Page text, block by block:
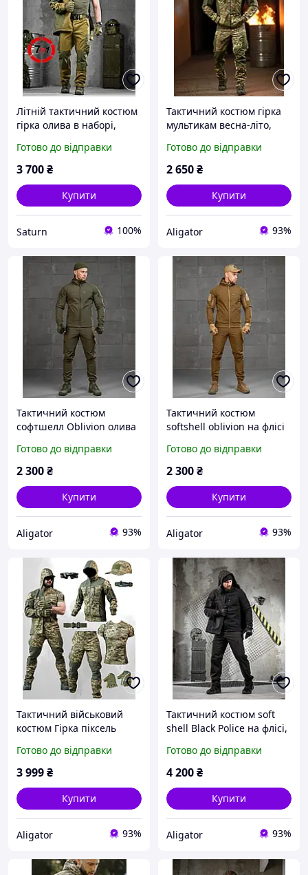
Літній тактичний костюм
гірка олива в наборі,
військовий костюм гірка
олива зсу
Готово до відправки
3 700₴
Купити
Saturn 100%
Тактичний костюм гірка
мультикам весна-літо,
костюм Гірка multicam,
армійська бойова форма
Готово до відправки
2 650₴
Купити
Aligator 93%
Тактичний костюм
софтшелл Oblivion олива
водовідштовхуючий
костюм гірка на флісі
зсу
Готово до відправки
2 300₴
Купити
Aligator 93%
Тактичний костюм
softshell oblivion на флісі
водовідштовхуючий
костюм гірка осінь-зима
Готово до відправки
2 300₴
Купити
Aligator 93%
Тактичний військовий
костюм Гірка піксель
тактичний костюм
піксель, армійська форма
Готово до відправки
3 999₴
Купити
Aligator 93%
Тактичний костюм soft
shell Black Police на флісі,
осінь-зима армійський
чорний
Готово до відправки
4 200₴
Купити
Aligator 93%